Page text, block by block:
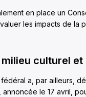
en place un
les impacts de la
milieu culturel
a, par ailleurs,
annoncée le 17 avril,